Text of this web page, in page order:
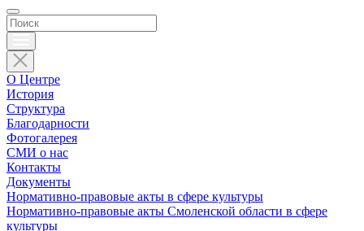
О Центре
История
Структура
Благодарности
Фотогалерея
СМИ о нас
Контакты
Документы
Нормативно-правовые акты в сфере культуры
Нормативно-правовые акты Смоленской области в сфере
культуры